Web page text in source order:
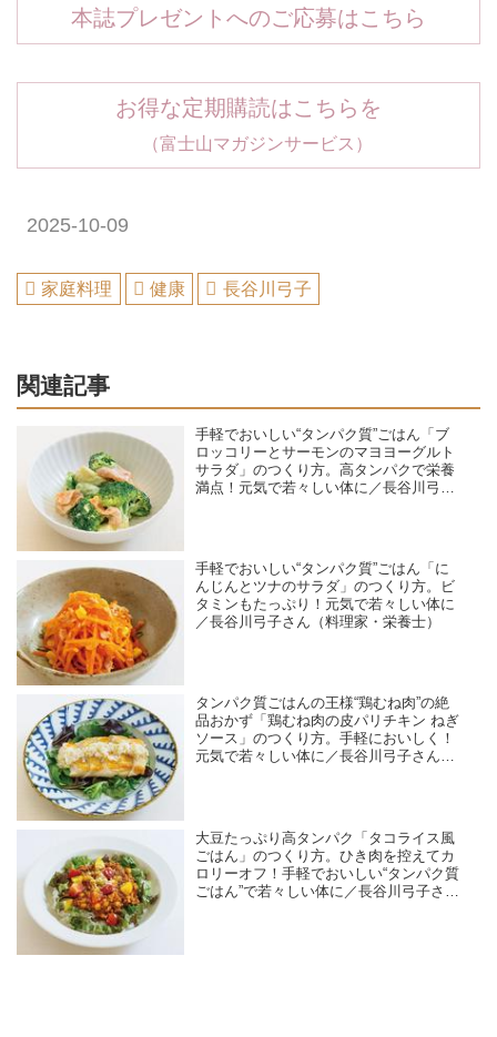
本誌プレゼントへのご応募はこちら
お得な定期購読はこちらを
（富士山マガジンサービス）
2025-10-09
家庭料理 健康 長谷川弓子
関連記事
手軽でおいしい“タンパク質”ごはん「ブ
ロッコリーとサーモンのマヨヨーグルト
サラダ」のつくり方。高タンパクで栄養
満点！元気で若々しい体に／長谷川弓子
手軽でおいしい“タンパク質”ごはん「に
んじんとツナのサラダ」のつくり方。ビ
タミンもたっぷり！元気で若々しい体に
／長谷川弓子さん（料理家・栄養士）
タンパク質ごはんの王様“鶏むね肉”の絶
品おかず「鶏むね肉の皮パリチキン ねぎ
ソース」のつくり方。手軽においしく！
元気で若々しい体に／長谷川弓子さん
大豆たっぷり高タンパク「タコライス風
ごはん」のつくり方。ひき肉を控えてカ
ロリーオフ！手軽でおいしい“タンパク質
ごはん”で若々しい体に／長谷川弓子さん